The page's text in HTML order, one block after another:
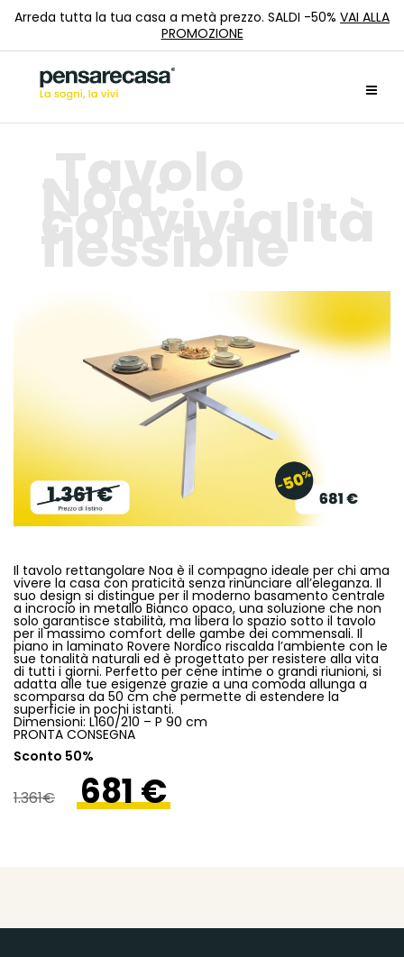
Arreda tutta la tua casa a metà prezzo. SALDI -50% VAI ALLA
PROMOZIONE
Tavolo
Noa:
convivialità
flessibile
Il tavolo rettangolare Noa è il compagno ideale per chi ama
vivere la casa con praticità senza rinunciare all’eleganza. Il
suo design si distingue per il moderno basamento centrale
a incrocio in metallo Bianco opaco, una soluzione che non
solo garantisce stabilità, ma libera lo spazio sotto il tavolo
per il massimo comfort delle gambe dei commensali. Il
piano in laminato Rovere Nordico riscalda l’ambiente con le
sue tonalità naturali ed è progettato per resistere alla vita
di tutti i giorni. Perfetto per cene intime o grandi riunioni, si
adatta alle tue esigenze grazie a una comoda allunga a
scomparsa da 50 cm che permette di estendere la
superficie in pochi istanti.
Dimensioni: L160/210 – P 90 cm
PRONTA CONSEGNA
Sconto 50%
1.361€ 681 €